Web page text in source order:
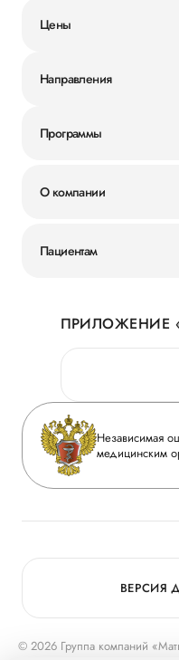
Цены
Направления
Программы
О компании
Новости
Руководство
Сотрудничество
Инвесторам
Журнал «Мать и дитя»
Вакансии
Медицинский туризм
Пациентам
Личный кабинет
Персональные данные
Горячая линия качества
Вопрос-ответ
Приложение пациента
Статьи
ПРИЛОЖЕНИЕ
Независимая
медицинским
© 2026 Группа компаний
ВЕРСИЯ